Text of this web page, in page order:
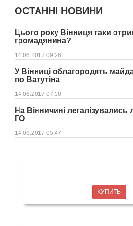
ОСТАННІ НОВИНИ
Цього року Вінниця таки
громадянина?
14.06.2017 09:26
У Вінниці облагородять
по Ватутіна
14.06.2017 07:38
На Вінничині легалізувались
ГО
14.06.2017 05:47
КУПИТЬ